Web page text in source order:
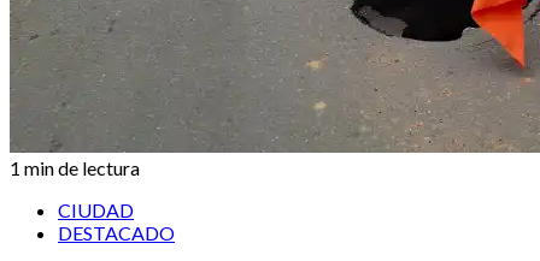
1 min de lectura
CIUDAD
DESTACADO